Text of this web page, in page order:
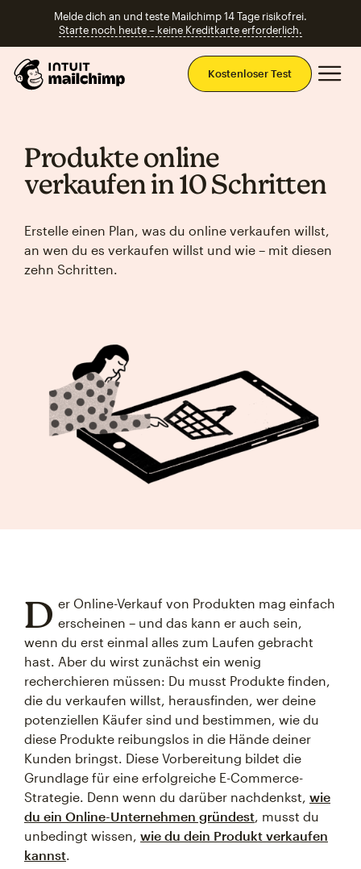
Melde dich an und teste Mailchimp 14 Tage risikofrei.
Starte noch heute – keine Kreditkarte erforderlich.
Kostenloser Test
Produkte online
verkaufen in 10 Schritten
Erstelle einen Plan, was du online verkaufen willst,
an wen du es verkaufen willst und wie – mit diesen
zehn Schritten.
D er Online-Verkauf von Produkten mag einfach
erscheinen – und das kann er auch sein,
wenn du erst einmal alles zum Laufen gebracht
hast. Aber du wirst zunächst ein wenig
recherchieren müssen: Du musst Produkte finden,
die du verkaufen willst, herausfinden, wer deine
potenziellen Käufer sind und bestimmen, wie du
diese Produkte reibungslos in die Hände deiner
Kunden bringst. Diese Vorbereitung bildet die
Grundlage für eine erfolgreiche E-Commerce-
Strategie. Denn wenn du darüber nachdenkst, wie
du ein Online-Unternehmen gründest, musst du
unbedingt wissen, wie du dein Produkt verkaufen
kannst.